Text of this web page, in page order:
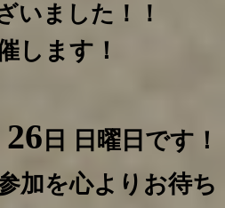
いました！！
します！
26 日 日曜日です！
加を心よりお待ち